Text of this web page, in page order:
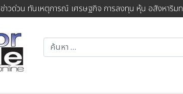
ข่าวด่วน ทันเหตุการณ์ เศรษฐกิจ การลงทุน หุ้น อสังหาริม